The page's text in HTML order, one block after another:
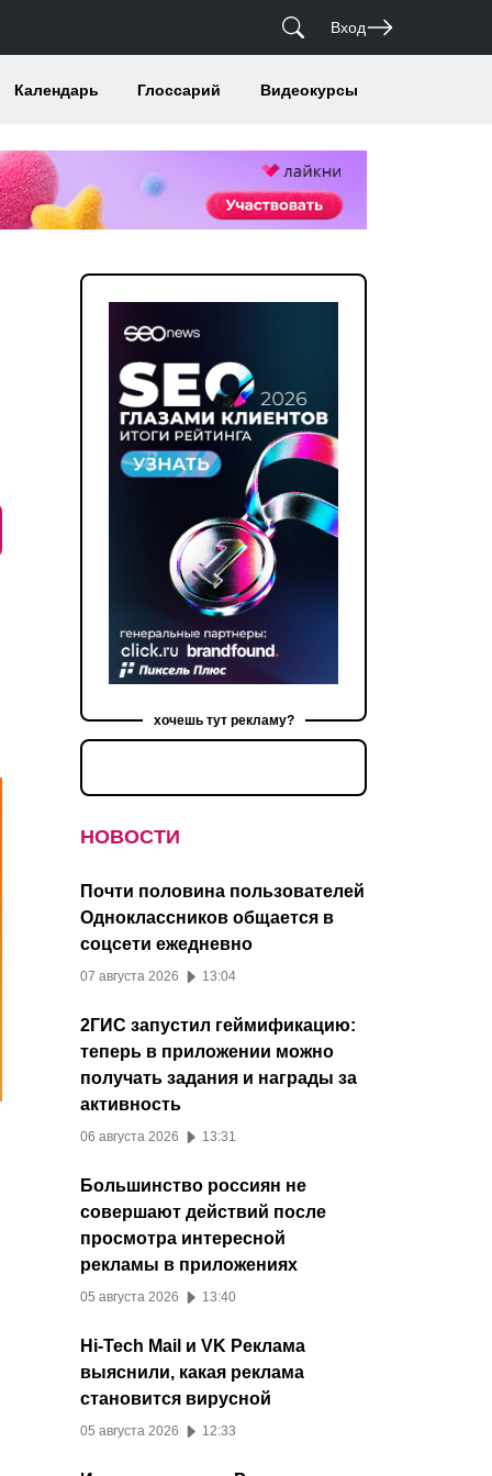
Вход
Календарь Глоссарий Видеокурсы
хочешь тут рекламу?
НОВОСТИ
Почти половина пользователей
Одноклассников общается в
соцсети ежедневно
07 августа 2026 13:04
2ГИС запустил геймификацию:
теперь в приложении можно
получать задания и награды за
активность
06 августа 2026 13:31
Большинство россиян не
совершают действий после
просмотра интересной
рекламы в приложениях
05 августа 2026 13:40
Hi-Tech Mail и VK Реклама
выяснили, какая реклама
становится вирусной
05 августа 2026 12:33